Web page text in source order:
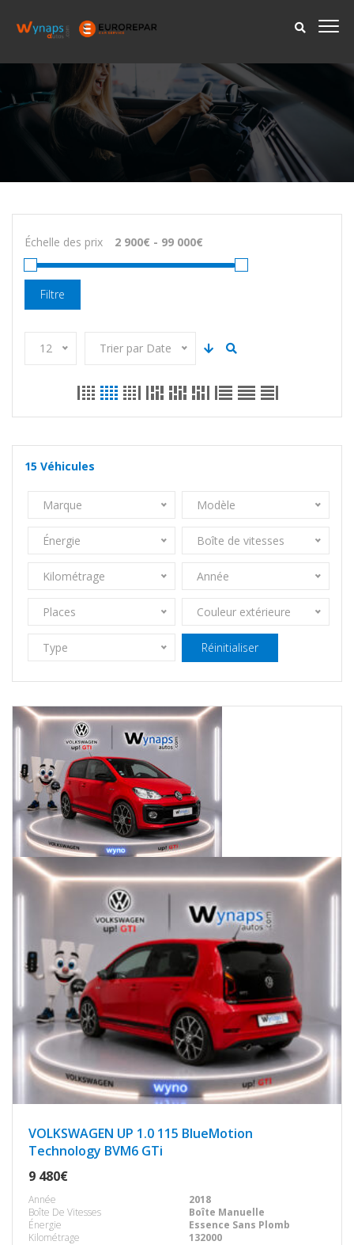
Échelle des prix
Filtre
12 Trier par Date
15 Véhicules
Marque Modèle
Énergie Boîte de vitesses
Kilométrage Année
Places Couleur extérieure
Type Réinitialiser
VOLKSWAGEN UP 1.0 115 BlueMotion
Technology BVM6 GTi
9 480€
Année
2018
Boîte De Vitesses
Boîte Manuelle
Énergie
Essence Sans Plomb
Kilométrage
132000